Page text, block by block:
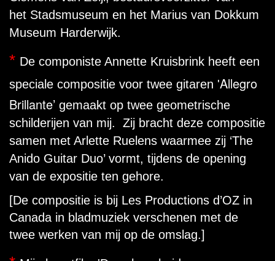
het Stadsmuseum en het Marius van Dokkum
Museum Harderwijk.
* De componiste Annette Kruisbrink heeft een
speciale compositie voor twee gitaren 'Allegro
Brillante’ gemaakt op twee geometrische
schilderijen van mij. Zij bracht deze compositie
samen met Arlette Ruelens waarmee zij ‘The
Anido Guitar Duo’ vormt, tijdens de opening
van de expositie ten gehore.
[De compositie is bij Les Productions d’OZ in
Canada in bladmuziek verschenen met de
twee werken van mij op de omslag.]